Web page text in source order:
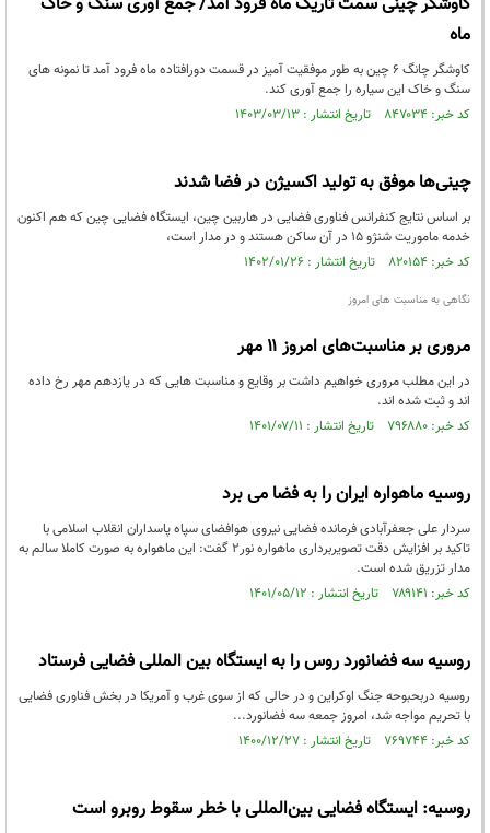
ماه
کاوشگر چانگ ۶ چین به طور موفقیت آمیز در قسمت دورافتاده ماه فرود آمد تا نمونه های
سنگ و خاک این سیاره را جمع آوری کند.
کد خبر: ۸۴۷۰۳۴ تاریخ انتشار : ۱۴۰۳/۰۳/۱۳
چینی‌ها موفق به تولید اکسیژن در فضا شدند
بر اساس نتایج کنفرانس فناوری فضایی در هاربین چین، ایستگاه فضایی چین که هم اکنون
خدمه ماموریت شنژو ۱۵ در آن ساکن هستند و در مدار است،
کد خبر: ۸۲۰۱۵۴ تاریخ انتشار : ۱۴۰۲/۰۱/۲۶
نگاهی به مناسبت های امروز
مروری بر مناسبت‌های امروز ۱۱ مهر
در این مطلب مروری خواهیم داشت بر وقایع و مناسبت هایی که در یازدهم مهر رخ داده
اند و ثبت شده اند.
کد خبر: ۷۹۶۸۸۰ تاریخ انتشار : ۱۴۰۱/۰۷/۱۱
روسیه ماهواره ایران را به فضا می برد
سردار علی جعفرآبادی فرمانده فضایی نیروی هوافضای سپاه پاسداران انقلاب اسلامی با
تاکید بر افزایش دقت تصویربرداری ماهواره نور۲ گفت: این ماهواره به صورت کاملا سالم به
مدار تزریق شده است.
کد خبر: ۷۸۹۱۴۱ تاریخ انتشار : ۱۴۰۱/۰۵/۱۲
روسیه سه فضانورد روس را به ایستگاه بین المللی فضایی فرستاد
روسیه دربحبوحه جنگ اوکراین و در حالی که از سوی غرب و آمریکا در بخش فناوری فضایی
با تحریم مواجه شد، امروز جمعه سه فضانورد...
کد خبر: ۷۶۹۷۴۴ تاریخ انتشار : ۱۴۰۰/۱۲/۲۷
روسیه: ایستگاه فضایی بین‌المللی با خطر سقوط روبرو است